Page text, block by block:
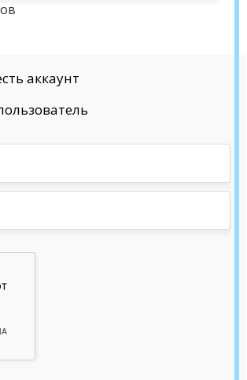
аккаунт